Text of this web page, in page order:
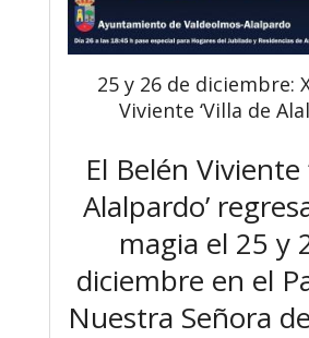
25 y 26 de diciembre:
Viviente ‘Villa de
El Belén Viviente
Alalpardo’
magia el 25 y
diciembre en el
Nuestra Señora